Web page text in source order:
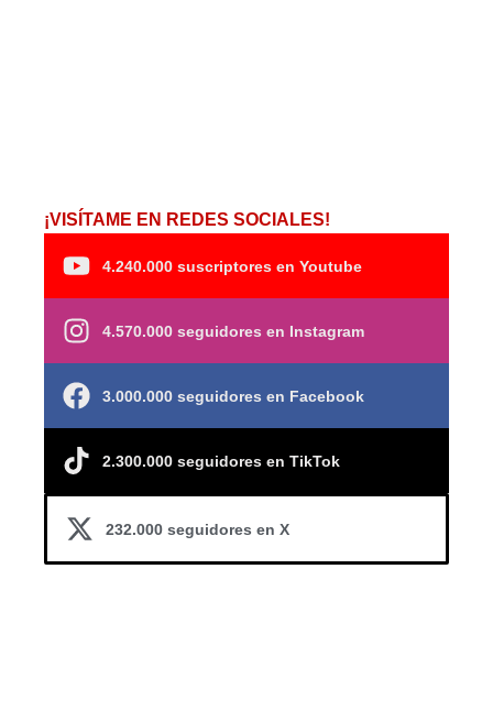
¡VISÍTAME EN REDES SOCIALES!
4.240.000 suscriptores en Youtube
4.570.000 seguidores en Instagram
3.000.000 seguidores en Facebook
2.300.000 seguidores en TikTok
232.000 seguidores en X